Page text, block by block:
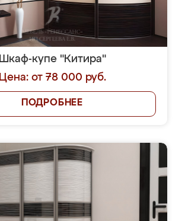
Шкаф-купе "Китира"
Цена: от 78 000 руб.
ПОДРОБНЕЕ